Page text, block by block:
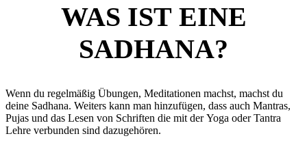
WAS IST EINE
SADHANA?
Wenn du regelmäßig Übungen, Meditationen machst, machst du
deine Sadhana. Weiters kann man hinzufügen, dass auch Mantras,
Pujas und das Lesen von Schriften die mit der Yoga oder Tantra
Lehre verbunden sind dazugehören.